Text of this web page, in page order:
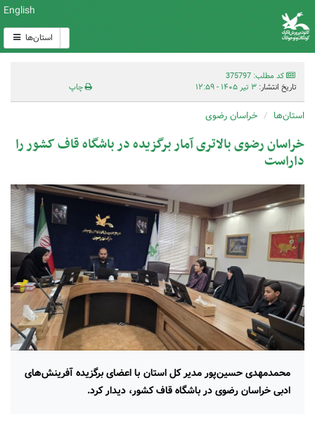
English
استان‌ها
کد مطلب: 375797
تاریخ انتشار: ۳ تیر ۱۴۰۵ - ۱۲:۵۹ چاپ
استان‌ها خراسان رضوی
خراسان رضوی بالاتری آمار برگزیده در باشگاه قاف کشور را
داراست
محمدمهدی حسین‌پور مدیر کل استان با اعضای برگزیده آفرینش‌های
ادبی خراسان رضوی در باشگاه قاف کشور، دیدار کرد.